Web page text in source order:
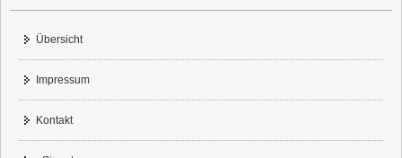
Übersicht
Impressum
Kontakt